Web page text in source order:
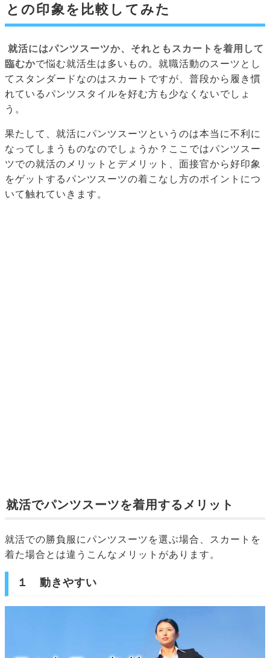
との印象を比較してみた
就活にはパンツスーツか、それともスカートを着用して
臨むかで悩む就活生は多いもの。就職活動のスーツとし
てスタンダードなのはスカートですが、普段から履き慣
れているパンツスタイルを好む方も少なくないでしょ
う。
果たして、就活にパンツスーツというのは本当に不利に
なってしまうものなのでしょうか？ここではパンツスー
ツでの就活のメリットとデメリット、面接官から好印象
をゲットするパンツスーツの着こなし方のポイントにつ
いて触れていきます。
就活でパンツスーツを着用するメリット
就活での勝負服にパンツスーツを選ぶ場合、スカートを
着た場合とは違うこんなメリットがあります。
１ 動きやすい